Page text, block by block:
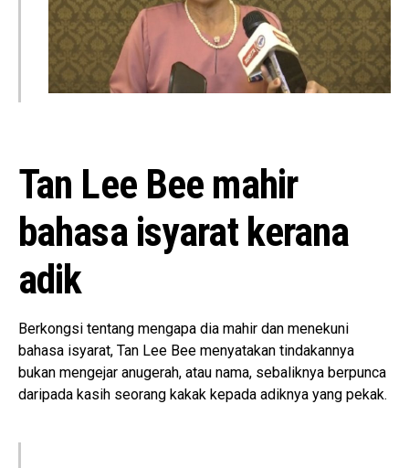
Tan Lee Bee mahir
bahasa isyarat kerana
adik
Berkongsi tentang mengapa dia mahir dan menekuni
bahasa isyarat, Tan Lee Bee menyatakan tindakannya
bukan mengejar anugerah, atau nama, sebaliknya berpunca
daripada kasih seorang kakak kepada adiknya yang pekak.